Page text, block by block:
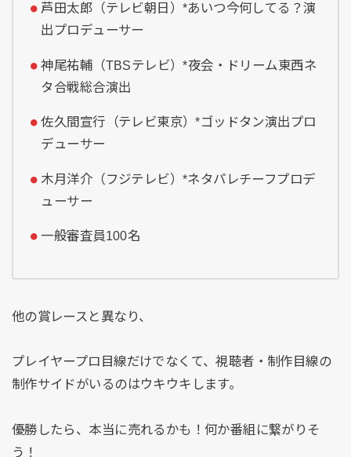
芦田太郎（テレビ朝日）*あいつ今何してる？演
出プロデューサー
神尾祐輔（TBSテレビ）*夜会・ドリーム東西ネ
タ合戦総合演出
佐久間宣行（テレビ東京）*ゴッドタン演出プロ
デューサー
木月洋介（フジテレビ）*ネタパレチーフプロデ
ューサー
一般審査員100名
他の賞レースと異なり、
プレイヤープロ目線だけでなくて、視聴者・制作目線の
制作サイドがいるのはウキウキします。
優勝したら、本当に売れるかも！何か番組に繋がりそ
う！